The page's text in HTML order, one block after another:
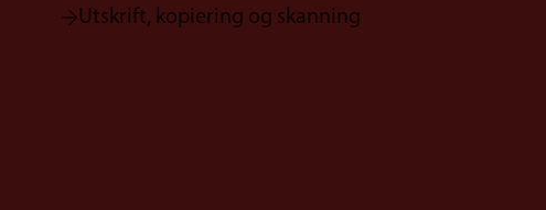
Utskrift, kopiering og skanning